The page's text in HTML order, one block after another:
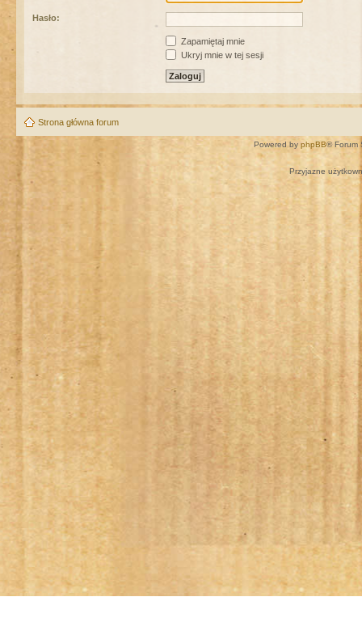
Hasło:
Zapamiętaj mnie
Ukryj mnie w tej sesji
Strona główna forum
Powered by phpBB® Forum
Przyjazne